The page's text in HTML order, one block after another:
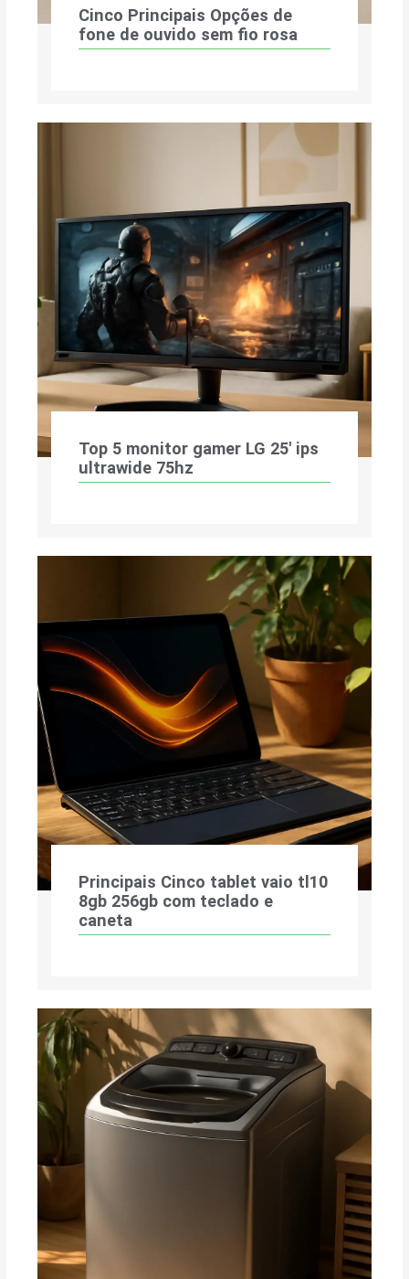
Cinco Principais Opções de
fone de ouvido sem fio rosa
Top 5 monitor gamer LG 25′ ips
ultrawide 75hz
Principais Cinco tablet vaio tl10
8gb 256gb com teclado e
caneta